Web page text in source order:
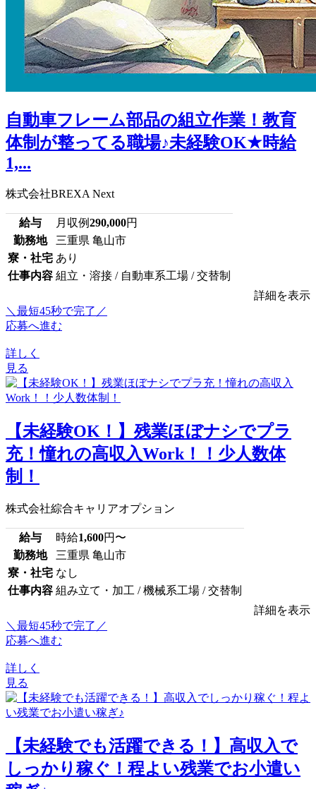
自動車フレーム部品の組立作業！教育
体制が整ってる職場♪未経験OK★時給
1,...
株式会社BREXA Next
給与 月収例290,000円
勤務地
三重県 亀山市
寮・社宅 あり
仕事内容 組立・溶接 / 自動車系工場 / 交替制
詳細を表示
＼最短45秒で完了／
応募へ進む
詳しく
見る
【未経験OK！】残業ほぼナシでプラ
充！憧れの高収入Work！！少人数体
制！
株式会社綜合キャリアオプション
給与 時給1,600円〜
勤務地
三重県 亀山市
寮・社宅 なし
仕事内容 組み立て・加工 / 機械系工場 / 交替制
詳細を表示
＼最短45秒で完了／
応募へ進む
詳しく
見る
【未経験でも活躍できる！】高収入で
しっかり稼ぐ！程よい残業でお小遣い